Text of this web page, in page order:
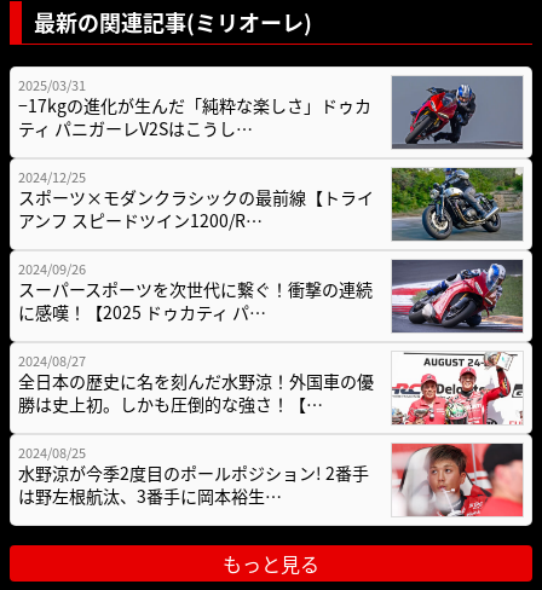
最新の関連記事(ミリオーレ)
2025/03/31
−17kgの進化が生んだ「純粋な楽しさ」ドゥカ
ティ パニガーレV2Sはこうし…
2024/12/25
スポーツ×モダンクラシックの最前線【トライ
アンフ スピードツイン1200/R…
2024/09/26
スーパースポーツを次世代に繋ぐ！衝撃の連続
に感嘆！【2025 ドゥカティ パ…
2024/08/27
全日本の歴史に名を刻んだ水野涼！外国車の優
勝は史上初。しかも圧倒的な強さ！【…
2024/08/25
水野涼が今季2度目のポールポジション! 2番手
は野左根航汰、3番手に岡本裕生…
もっと見る